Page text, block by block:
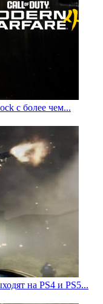
с более чем...
на PS4 и PS5...